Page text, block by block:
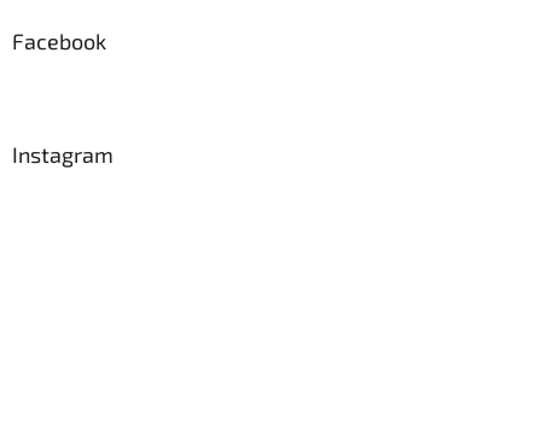
Facebook
Instagram